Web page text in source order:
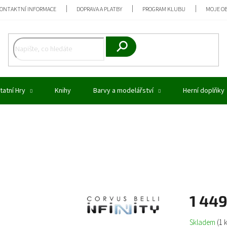
INFORMACE DOPRAVA A PLATBY PROGRAM KLUBU MOJE
Hry Knihy Barvy a modelářství Herní doplňky
1
Měrná
Skladem (1